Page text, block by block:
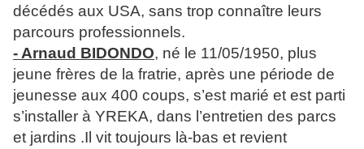
décédés aux USA, sans trop connaître leurs
parcours professionnels.
- Arnaud BIDONDO, né le 11/05/1950, plus
jeune frères de la fratrie, après une période de
jeunesse aux 400 coups, s’est marié et est parti
s’installer à YREKA, dans l’entretien des parcs
et jardins .Il vit toujours là-bas et revient